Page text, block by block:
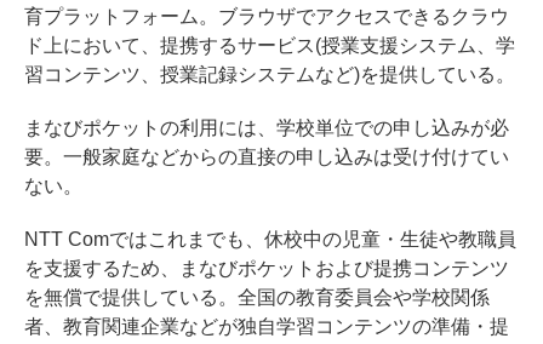
育プラットフォーム。ブラウザでアクセスできるクラウ
ド上において、提携するサービス(授業支援システム、学
習コンテンツ、授業記録システムなど)を提供している。
まなびポケットの利用には、学校単位での申し込みが必
要。一般家庭などからの直接の申し込みは受け付けてい
ない。
NTT Comではこれまでも、休校中の児童・生徒や教職員
を支援するため、まなびポケットおよび提携コンテンツ
を無償で提供している。全国の教育委員会や学校関係
者、教育関連企業などが独自学習コンテンツの準備・提